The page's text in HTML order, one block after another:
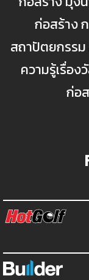
ก่อสร้าง
สถาปัตยกรร
ความรู้เรื่อง
ก่อ